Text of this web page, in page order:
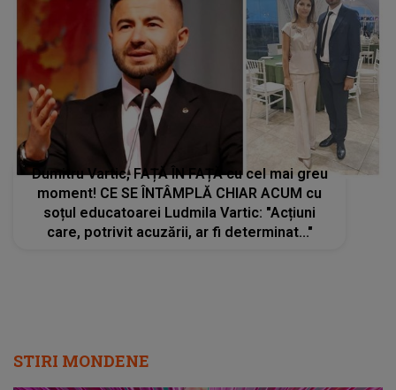
Dumitru Vartic, FAȚĂ ÎN FAȚĂ cu cel mai greu
moment! CE SE ÎNTÂMPLĂ CHIAR ACUM cu
soțul educatoarei Ludmila Vartic: "Acțiuni
care, potrivit acuzării, ar fi determinat..."
STIRI MONDENE